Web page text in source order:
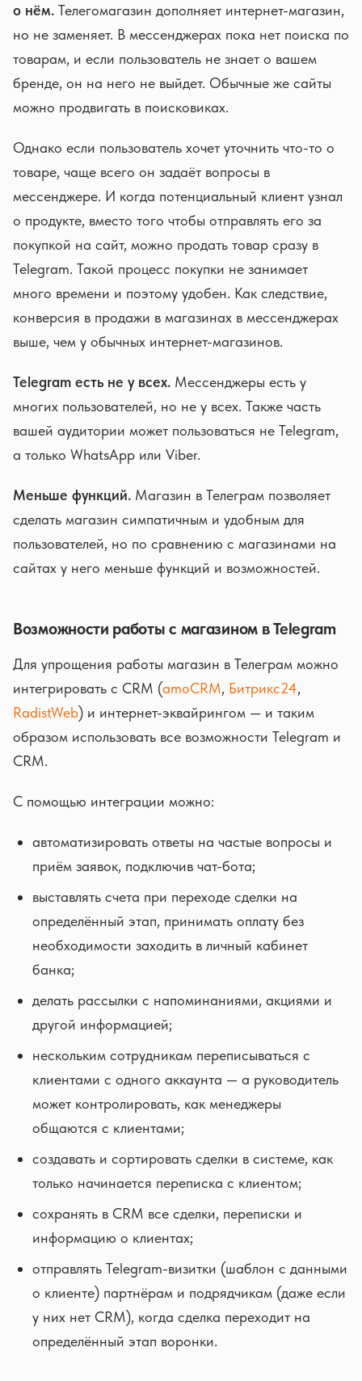
о нём. Телегомагазин дополняет интернет-магазин,
но не заменяет. В мессенджерах пока нет поиска по
товарам, и если пользователь не знает о вашем
бренде, он на него не выйдет. Обычные же сайты
можно продвигать в поисковиках.
Однако если пользователь хочет уточнить что-то о
товаре, чаще всего он задаёт вопросы в
мессенджере. И когда потенциальный клиент узнал
о продукте, вместо того чтобы отправлять его за
покупкой на сайт, можно продать товар сразу в
Telegram. Такой процесс покупки не занимает
много времени и поэтому удобен. Как следствие,
конверсия в продажи в магазинах в мессенджерах
выше, чем у обычных интернет-магазинов.
Telegram есть не у всех. Мессенджеры есть у
многих пользователей, но не у всех. Также часть
вашей аудитории может пользоваться не Telegram,
а только WhatsApp или Viber.
Меньше функций. Магазин в Телеграм позволяет
сделать магазин симпатичным и удобным для
пользователей, но по сравнению с магазинами на
сайтах у него меньше функций и возможностей.
Возможности работы с магазином в Telegram
Для упрощения работы магазин в Телеграм можно
интегрировать с CRM (amoCRM, Битрикс24,
RadistWeb) и интернет-эквайрингом — и таким
образом использовать все возможности Telegram и
CRM.
С помощью интеграции можно:
автоматизировать ответы на частые вопросы и
приём заявок, подключив чат-бота;
выставлять счета при переходе сделки на
определённый этап, принимать оплату без
необходимости заходить в личный кабинет
банка;
делать рассылки с напоминаниями, акциями и
другой информацией;
нескольким сотрудникам переписываться с
клиентами с одного аккаунта — а руководитель
может контролировать, как менеджеры
общаются с клиентами;
создавать и сортировать сделки в системе, как
только начинается переписка с клиентом;
сохранять в CRM все сделки, переписки и
информацию о клиентах;
отправлять Telegram-визитки (шаблон с данными
о клиенте) партнёрам и подрядчикам (даже если
у них нет CRM), когда сделка переходит на
определённый этап воронки.